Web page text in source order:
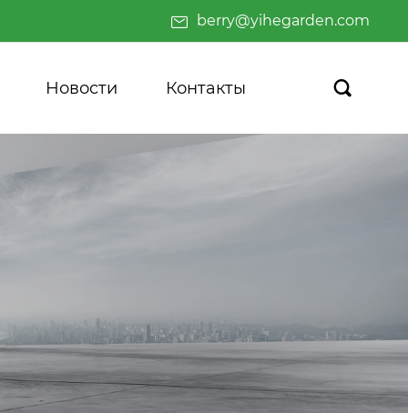
berry@yihegarden.com
Новости Контакты 